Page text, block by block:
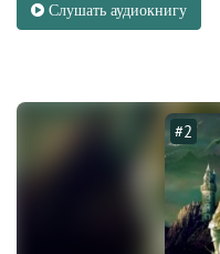
Слушать аудиокнигу
#2